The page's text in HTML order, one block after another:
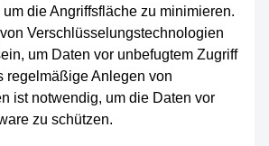
die Angriffsfläche zu minimieren.
Verschlüsselungstechnologien
um Daten vor unbefugtem Zugriff
regelmäßige Anlegen von
ist notwendig, um die Daten vor
zu schützen.